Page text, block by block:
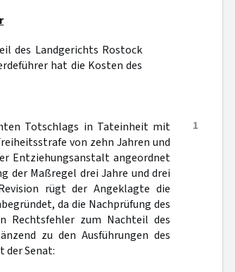
des Landgerichts Rostock
hat die Kosten des
1
Totschlags in Tateinheit mit
von zehn Jahren und
Entziehungsanstalt angeordnet
der Maßregel drei Jahre und drei
rügt der Angeklagte die
da die Nachprüfung des
Rechtsfehler zum Nachteil des
zu den Ausführungen des
der Senat: